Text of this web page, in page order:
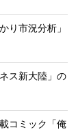
り市況分析」
ス新大陸」の
コミック「俺